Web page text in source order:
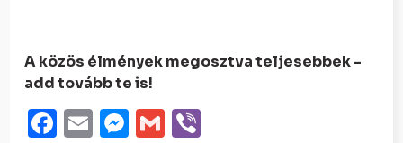
A közös élmények megosztva teljesebbek -
add tovább te is!
Facebook
EmailMessenger
Gmail